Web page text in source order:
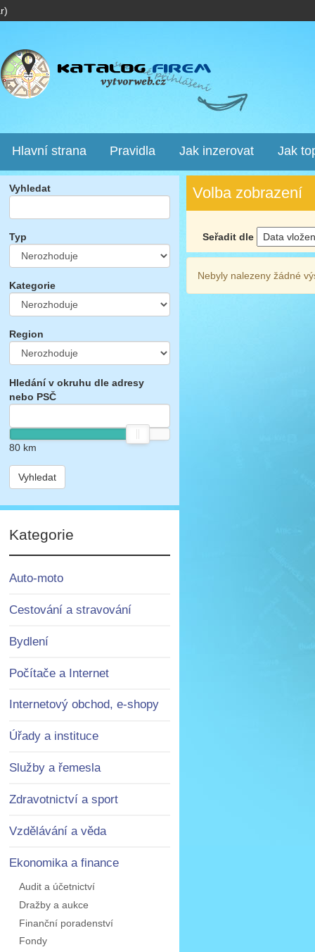
Hlavní strana Pravidla Jak inzerovat Jak
Vyhledat
Typ
Kategorie
Region
Hledání v okruhu dle adresy
nebo PSČ
80km
Vyhledat
Kategorie
Auto-moto
Cestování a stravování
Bydlení
Počítače a Internet
Internetový obchod, e-shopy
Úřady a instituce
Služby a řemesla
Zdravotnictví a sport
Vzdělávání a věda
Ekonomika a finance
Audit a účetnictví
Dražby a aukce
Finanční poradenství
Fondy
Volba zobrazení
Seřadit dle
Nebyly nalezeny žádné